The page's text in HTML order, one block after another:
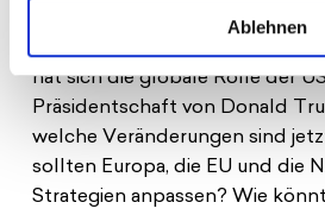
Ablehnen
den USA, insbesondere in
hat sich die globale Rolle der
Präsidentschaft von Donald
welche Veränderungen sind
sollten Europa, die EU und die
Strategien anpassen? Wie